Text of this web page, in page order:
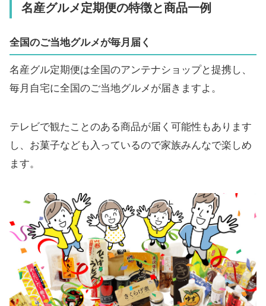
名産グルメ定期便の特徴と商品一例
全国のご当地グルメが毎月届く
名産グル定期便は全国のアンテナショップと提携し、
毎月自宅に全国のご当地グルメが届きますよ。
テレビで観たことのある商品が届く可能性もあります
し、お菓子なども入っているので家族みんなで楽しめ
ます。